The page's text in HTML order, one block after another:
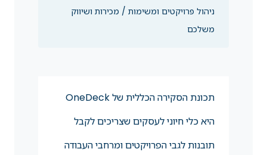
ניהול פרויקטים ומשימות / מכירות ושיווק
משלכם
תכונת הסקירה הכללית של OneDeck
היא כלי חיוני לעסקים שצריכים לקבל
תובנות לגבי הפרויקטים ומרחבי העבודה